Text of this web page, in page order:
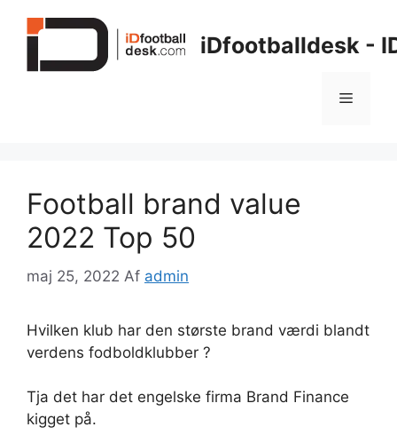
iDfootballdesk -
Menu
Football brand value
2022 Top 50
maj 25, 2022 Af admin
Hvilken klub har den største brand værdi blandt
verdens fodboldklubber ?
Tja det har det engelske firma Brand Finance
kigget på.